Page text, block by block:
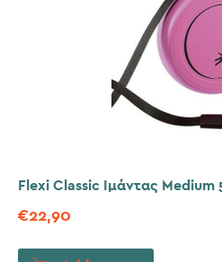
Flexi Classic Ιμάντας
€22,90